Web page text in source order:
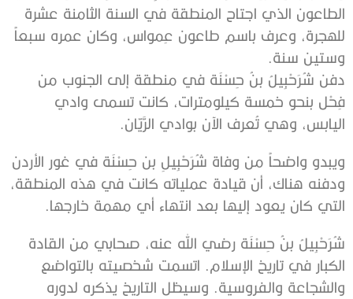
الطاعون الذي اجتاح المنطقة في السنة الثامنة عشرة
للهجرة، وعرف باسم طاعون عِمواس، وكان عمره سبعاً
وستين سنة.
دفن شُرَحْبِيلُ بنُ حِسْنَة في منطقة إلى الجنوب من
فِحْل بنحو خمسة كيلومترات، كانت تسمى وادي
اليابس، وهي تُعرف الآن بوادي الرَّيّان.
ويبدو واضحاً من وفاة شُرَحْبِيلِ بن حِسْنَة في غور الأردن
ودفنه هناك، أن قيادة عملياته كانت في هذه المنطقة،
التي كان يعود إليها بعد انتهاء أي مهمة خارجها.
شُرَحْبِيلُ بنُ حِسْنَة رضي الله عنه، صحابي من القادة
الكبار في تاريخ الإسلام. اتسمت شخصيته بالتواضع
والشجاعة والفروسية. وسيظل التاريخ يذكره لدوره